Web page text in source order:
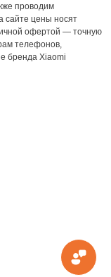
проводим
сайте цены носят
офертой — точную
телефонов,
бренда Xiaomi